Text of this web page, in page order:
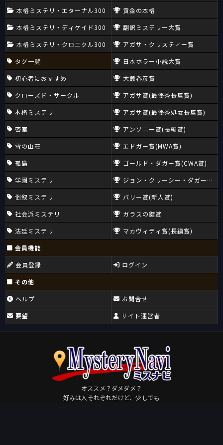
本格ミステリ・エターナル300
本格ミステリ・ディケイド300
本格ミステリ・クロニクル300
タグ一覧
初心者におすすめ
クローズド・サークル
本格ミステリ
密室
雪の山荘
孤島
学園ミステリ
倒叙ミステリ
社会派ミステリ
法廷ミステリ
黄金の本格
翻訳ミステリー大賞
アガサ・クリスティー賞
日本ホラー小説大賞
大藪春彦賞
アガサ賞(最優秀長篇賞)
アガサ賞(最優秀処女長篇賞)
アンソニー賞(長編賞)
エドガー賞(MWA賞)
ゴールド・ダガー賞(CWA賞)
ジョン・クリーシー・ダガー賞
バリー賞(新人賞)
ガラスの鍵賞
マカヴィティ賞(長編賞)
会員機能
会員登録
ログイン
その他
ヘルプ
要望
お問合せ
サイト運営者
オススメ？ダメダメ？
好みは人それぞれだけど、少しでも